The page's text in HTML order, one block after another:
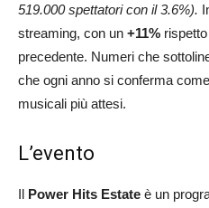
519.000 spettatori con il 3.6%).
streaming, con un +11% rispetto
precedente. Numeri che
che ogni anno si conferma
musicali più attesi.
L’evento
Il Power Hits Estate è un